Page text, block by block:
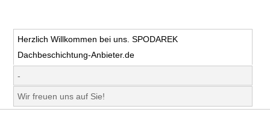
Herzlich Willkommen bei uns. SPODAREK
Dachbeschichtung-Anbieter.de
-
Wir freuen uns auf Sie!